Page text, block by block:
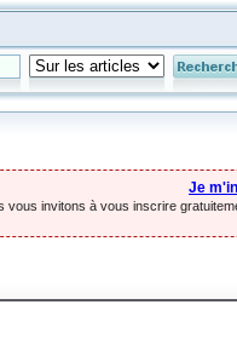
Je
invitons à vous inscrire